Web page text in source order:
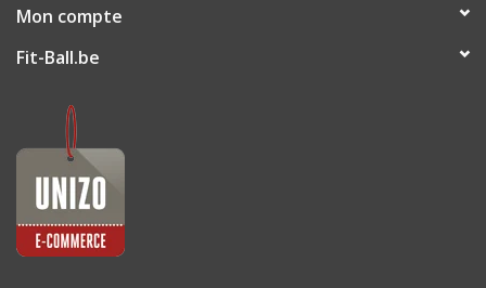
Marques
Mon compte
Fit-Ball.be